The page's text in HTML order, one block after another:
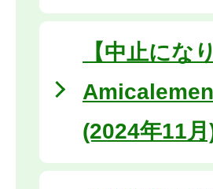
【中止にな
(2024年11月